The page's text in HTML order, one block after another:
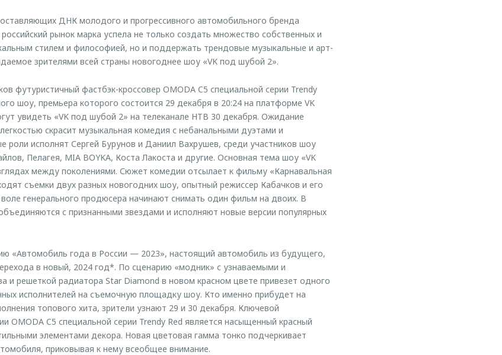
ДНК молодого и прогрессивного автомобильного бренда
рынок марка успела не только создать множество собственных и
стилем и философией, но и поддержать трендовые музыкальные и арт-
зрителями всей страны новогоднее шоу «VK под шубой 2».
футуристичный фастбэк-кроссовер OMODA C5 специальной серии Trendy
шоу, премьера которого состоится 29 декабря в 20:24 на платформе VK
увидеть «VK под шубой 2» на телеканале НТВ 30 декабря. Ожидание
скрасит музыкальная комедия с небанальными дуэтами и
роли исполнят Сергей Бурунов и Даниил Вахрушев, среди участников шоу
Пелагея, MIA BOYKA, Коста Лакоста и другие. Основная тема шоу «VK
между поколениями. Сюжет комедии отсылает к фильму «Карнавальная
съемки двух разных новогодних шоу, опытный режиссер Кабачков и его
генерального продюсера начинают снимать один фильм на двоих. В
с признанными звездами и исполняют новые версии популярных
«Автомобиль года в России — 2023», настоящий автомобиль из будущего,
в новый, 2024 год*. По сценарию «модник» с узнаваемыми и
и решеткой радиатора Star Diamond в новом красном цвете привезет одного
исполнителей на съемочную площадку шоу. Кто именно прибудет на
топового хита, зрители узнают 29 и 30 декабря. Ключевой
OMODA C5 специальной серии Trendy Red является насыщенный красный
элементами декора. Новая цветовая гамма тонко подчеркивает
приковывая к нему всеобщее внимание.